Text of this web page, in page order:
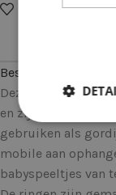
Op
Beschrijving
Deze houten
en zijn voor
gebruiken als
mobile aan
babyspeeltjes van